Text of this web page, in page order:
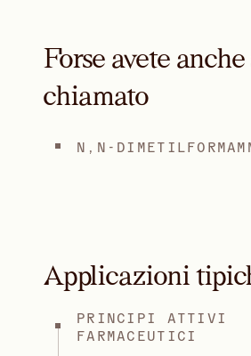
Forse avete
chiamato
N,N-
Applicazioni
PRINCIPI ATTIVI
FARMACEUTICI